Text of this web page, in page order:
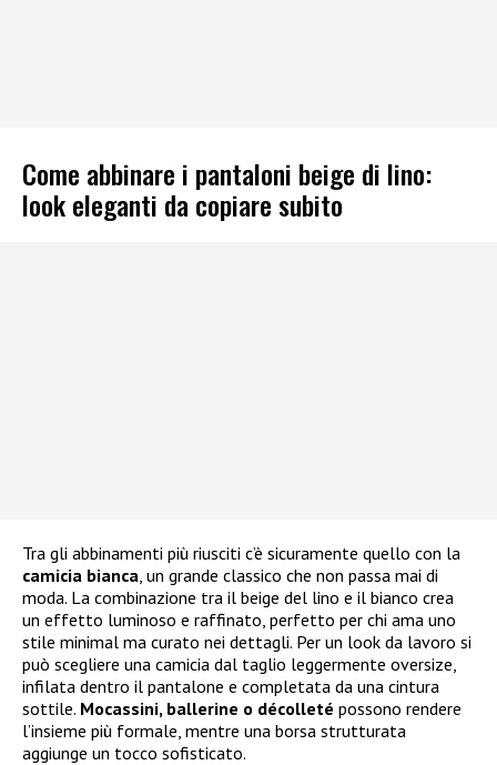
Come abbinare i pantaloni beige di lino:
look eleganti da copiare subito
Tra gli abbinamenti più riusciti c’è sicuramente quello con la
camicia bianca , un grande classico che non passa mai di
moda. La combinazione tra il beige del lino e il bianco crea
un effetto luminoso e raffinato, perfetto per chi ama uno
stile minimal ma curato nei dettagli. Per un look da lavoro si
può scegliere una camicia dal taglio leggermente oversize,
infilata dentro il pantalone e completata da una cintura
sottile. Mocassini, ballerine o décolleté possono rendere
l’insieme più formale, mentre una borsa strutturata
aggiunge un tocco sofisticato.